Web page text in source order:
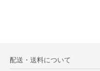
配送・送料について